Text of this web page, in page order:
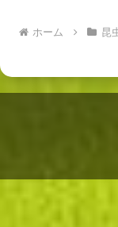
ホーム 昆